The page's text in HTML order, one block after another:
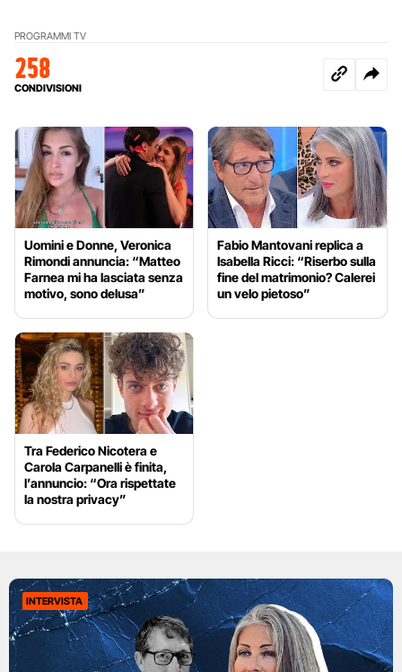
PROGRAMMI TV
258
CONDIVISIONI
Uomini e Donne, Veronica
Rimondi annuncia: “Matteo
Farnea mi ha lasciata senza
motivo, sono delusa”
Fabio Mantovani replica a
Isabella Ricci: “Riserbo sulla
fine del matrimonio? Calerei
un velo pietoso”
Tra Federico Nicotera e
Carola Carpanelli è finita,
l’annuncio: “Ora rispettate
la nostra privacy”
INTERVISTA